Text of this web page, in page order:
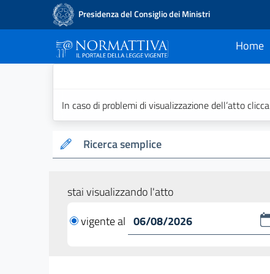
Presidenza del Consiglio dei Ministri
Home
current
In caso di problemi di visualizzazione dell’atto clicca
Ricerca semplice
stai visualizzando l'atto
vigente al